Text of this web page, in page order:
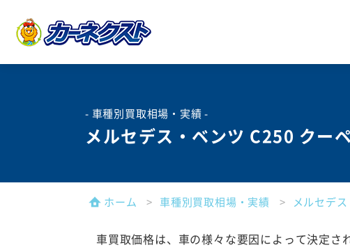
- 車種別買取相場・実績 -
メルセデス・ベンツ C250 クー
ホーム 車種別買取相場・実績 メルセデ
車買取価格は、車の様々な要因によって決定